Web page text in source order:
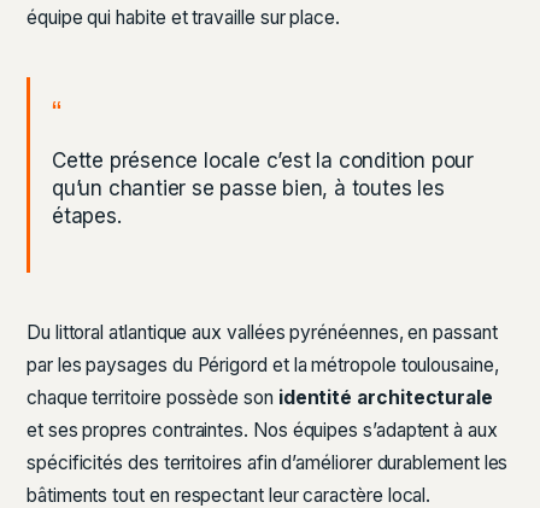
équipe qui habite et travaille sur place.
Cette présence locale c’est la condition pour
qu’un chantier se passe bien, à toutes les
étapes.
Du littoral atlantique aux vallées pyrénéennes, en passant
par les paysages du Périgord et la métropole toulousaine,
chaque territoire possède son identité architecturale
et ses propres contraintes. Nos équipes s’adaptent à aux
spécificités des territoires afin d’améliorer durablement les
bâtiments tout en respectant leur caractère local.